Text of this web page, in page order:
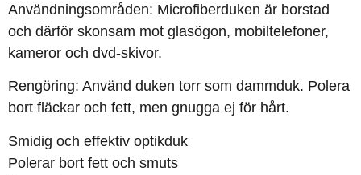
Användningsområden: Microfiberduken är borstad
och därför skonsam mot glasögon, mobiltelefoner,
kameror och dvd-skivor.
Rengöring: Använd duken torr som dammduk. Polera
bort fläckar och fett, men gnugga ej för hårt.
Smidig och effektiv optikduk
Polerar bort fett och smuts